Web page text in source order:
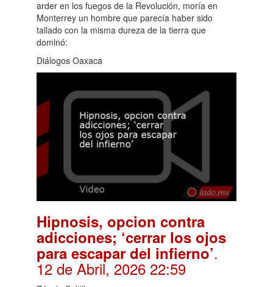
arder en los fuegos de la Revolución, moría en
Monterrey un hombre que parecía haber sido
tallado con la misma dureza de la tierra que
dominó:
Diálogos Oaxaca
Hipnosis, opcion contra
adicciones; ‘cerrar los ojos
para escapar del infierno’.
12 de Abril, 2026 22:59